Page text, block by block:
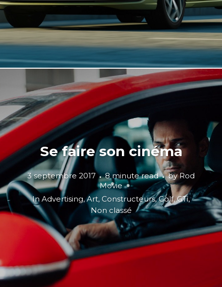
Se faire son cinéma
3 septembre 2017 8 minute read byRod
Movie
In Advertising,Art, Constructeurs,Golf,GTi,
Non classé